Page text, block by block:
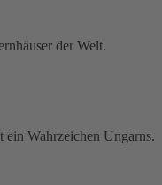
der Welt.
ein Wahrzeichen Ungarns.